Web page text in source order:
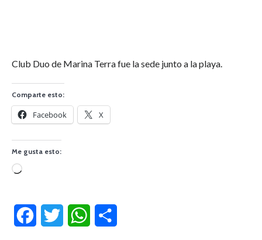
Club Duo de Marina Terra fue la sede junto a la playa.
Comparte esto:
Facebook X
Me gusta esto:
Cargando...
FacebookTwitter WhatsApp